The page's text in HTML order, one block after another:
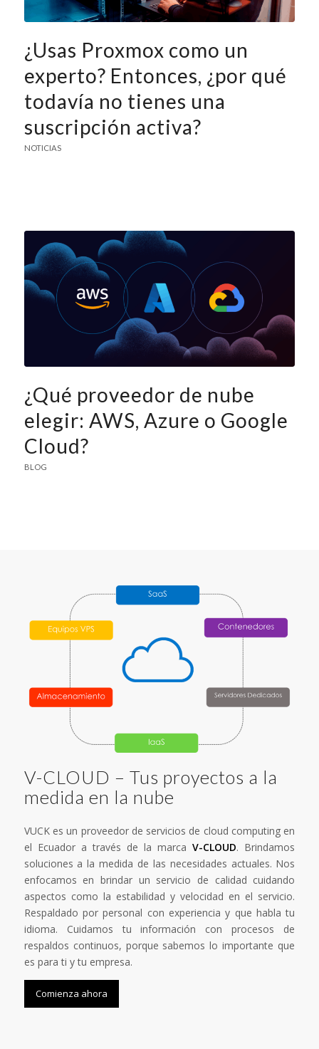
¿Usas Proxmox como un
experto? Entonces, ¿por qué
todavía no tienes una
suscripción activa?
NOTICIAS
¿Qué proveedor de nube
elegir: AWS, Azure o Google
Cloud?
BLOG
V-CLOUD – Tus proyectos a la
medida en la nube
VUCK es un proveedor de servicios de cloud computing en
el Ecuador a través de la marcaV-CLOUD. Brindamos
soluciones a la medida de las necesidades actuales. Nos
enfocamos en brindar un servicio de calidad cuidando
aspectos como la estabilidad y velocidad en el servicio.
Respaldado por personal con experiencia y que habla tu
idioma. Cuidamos tu información con procesos de
respaldos continuos, porque sabemos lo importante que
es para ti y tu empresa.
Comienza ahora